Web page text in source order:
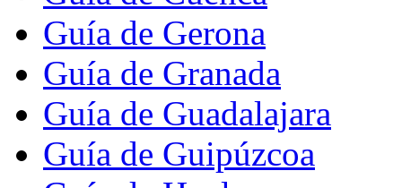
Guía de Gerona
Guía de Granada
Guía de Guadalajara
Guía de Guipúzcoa